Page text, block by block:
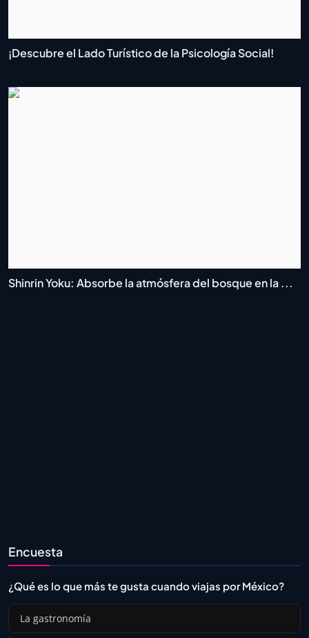
¡Descubre el Lado Turístico de la Psicología Social!
Shinrin Yoku: Absorbe la atmósfera del bosque en la ...
Encuesta
¿Qué es lo que más te gusta cuando viajas por México?
La gastronomía